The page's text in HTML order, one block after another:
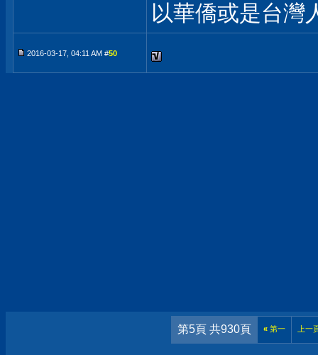
以華僑或是台灣
2016-03-17, 04:11 AM #50
第5頁 共930頁 «第一 上一